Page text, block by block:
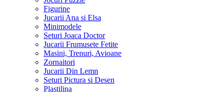
Figurine
Jucarii Ana si Elsa
Minimodele
Seturi Joaca Doctor
Jucarii Frumusete Fetite
Masini, Trenuri, Avioane
Zornaitori
Jucarii Din Lemn
Seturi Pictura si Desen
Plastilina